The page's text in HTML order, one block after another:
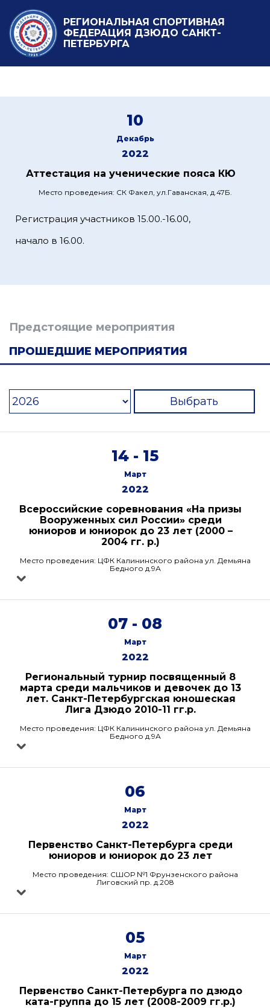
РЕГИОНАЛЬНАЯ СПОРТИВНАЯ
ФЕДЕРАЦИЯ ДЗЮДО САНКТ-
ПЕТЕРБУРГА
10
Декабрь
2022
Аттестация на ученические пояса КЮ
Место проведения: СК Факел, ул.Гаванская, д.47Б.
Регистрация участников 15.00.-16.00,
начало в 16.00.
Предстоящие мероприятия
ПРОШЕДШИЕ МЕРОПРИЯТИЯ
Выбрать
14 - 15
Март
2022
Всероссийские соревнования «На призы
Вооруженных сил России» среди
юниоров и юниорок до 23 лет (2000 –
2004 гг. р.)
Место проведения: ЦФК Калининского района ул. Демьяна
Бедного д.9А
07 - 08
Март
2022
Региональный турнир посвященный 8
марта среди мальчиков и девочек до 13
лет. Санкт-Петербургская юношеская
Лига Дзюдо 2010-11 гг.р.
Место проведения: ЦФК Калининского района ул. Демьяна
Бедного д.9А
06
Март
2022
Первенство Санкт-Петербурга среди
юниоров и юниорок до 23 лет
Место проведения: СШОР №1 Фрунзенского района
Лиговский пр. д.208
05
Март
2022
Первенство Санкт-Петербурга по дзюдо
ката-группа до 15 лет (2008-2009 гг.р.)